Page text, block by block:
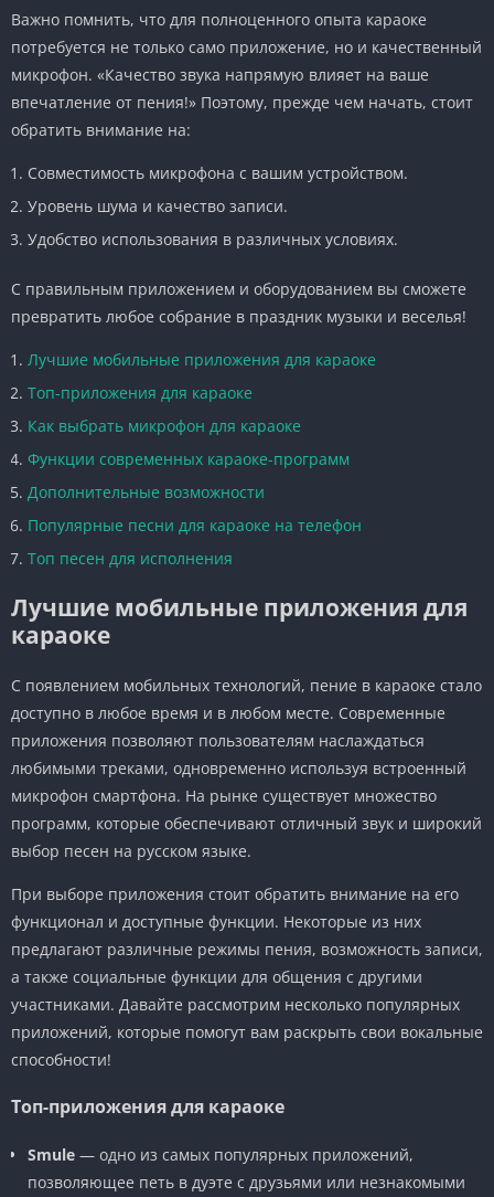
Важно помнить, что для полноценного опыта караоке
потребуется не только само приложение, но и качественный
микрофон. «Качество звука напрямую влияет на ваше
впечатление от пения!» Поэтому, прежде чем начать, стоит
обратить внимание на:
Совместимость микрофона с вашим устройством.
Уровень шума и качество записи.
Удобство использования в различных условиях.
С правильным приложением и оборудованием вы сможете
превратить любое собрание в праздник музыки и веселья!
Лучшие мобильные приложения для караоке
Топ-приложения для караоке
Как выбрать микрофон для караоке
Функции современных караоке-программ
Дополнительные возможности
Популярные песни для караоке на телефон
Топ песен для исполнения
Лучшие мобильные приложения для
караоке
С появлением мобильных технологий, пение в караоке стало
доступно в любое время и в любом месте. Современные
приложения позволяют пользователям наслаждаться
любимыми треками, одновременно используя встроенный
микрофон смартфона. На рынке существует множество
программ, которые обеспечивают отличный звук и широкий
выбор песен на русском языке.
При выборе приложения стоит обратить внимание на его
функционал и доступные функции. Некоторые из них
предлагают различные режимы пения, возможность записи,
а также социальные функции для общения с другими
участниками. Давайте рассмотрим несколько популярных
приложений, которые помогут вам раскрыть свои вокальные
способности!
Топ-приложения для караоке
Smule — одно из самых популярных приложений,
позволяющее петь в дуэте с друзьями или незнакомыми